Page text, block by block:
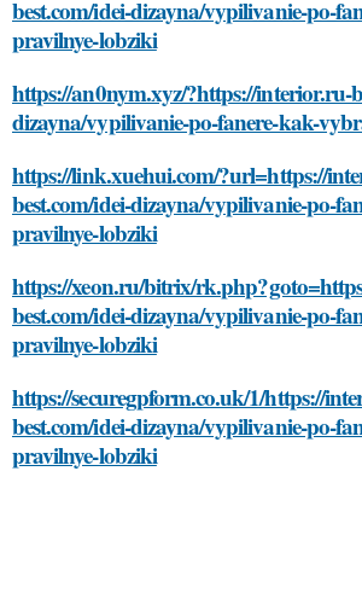
best.com/idei-dizayna/vypilivanie-po-
pravilnye-lobziki
https://an0nym.xyz/?https://interior.ru-
dizayna/vypilivanie-po-fanere-kak-
https://link.xuehui.com/?url=https://
best.com/idei-dizayna/vypilivanie-po-
pravilnye-lobziki
https://xeon.ru/bitrix/
best.com/idei-dizayna/vypilivanie-po-
pravilnye-lobziki
https://securegpform.co.uk/1/https://
best.com/idei-dizayna/vypilivanie-po-
pravilnye-lobziki